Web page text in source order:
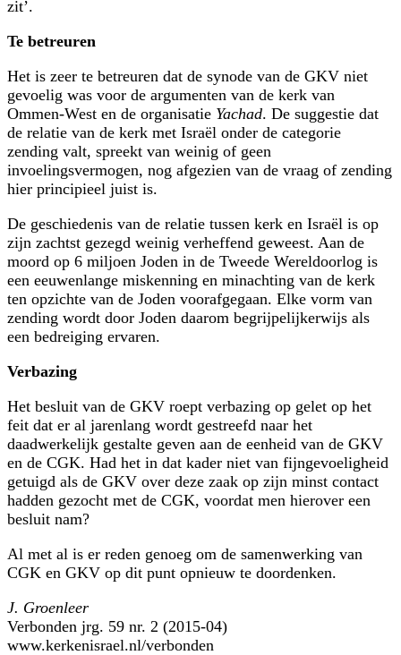
zit’.
Te betreuren
Het is zeer te betreuren dat de synode van de GKV niet
gevoelig was voor de argu­menten van de kerk van
Ommen-West en de organisatie Yachad. De suggestie dat
de relatie van de kerk met Israël onder de categorie
zending valt, spreekt van weinig of geen
invoelingsvermogen, nog afgezien van de vraag of zending
hier principieel juist is.
De geschiedenis van de relatie tussen kerk en Israël is op
zijn zachtst gezegd weinig verheffend geweest. Aan de
moord op 6 miljoen Joden in de Tweede Wereld­oorlog is
een eeuwenlange miskenning en minachting van de kerk
ten opzichte van de Joden voorafgegaan. Elke vorm van
zending wordt door Joden daarom begrijpelijker­wijs als
een bedreiging ervaren.
Verbazing
Het besluit van de GKV roept verbazing op gelet op het
feit dat er al jarenlang wordt gestreefd naar het
daadwerkelijk gestalte geven aan de eenheid van de GKV
en de CGK. Had het in dat kader niet van fijngevoeligheid
getuigd als de GKV over deze zaak op zijn minst contact
hadden gezocht met de CGK, voordat men hierover een
besluit nam?
Al met al is er reden genoeg om de samenwerking van
CGK en GKV op dit punt opnieuw te doordenken.
J. Groenleer
Verbonden jrg. 59 nr. 2 (2015-04)
www.kerkenisrael.nl/verbonden